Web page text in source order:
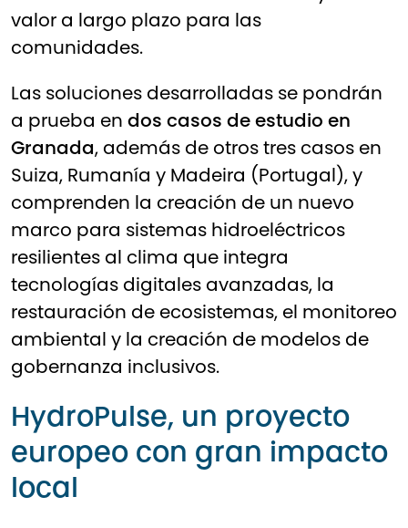
valor a largo plazo para las
comunidades.
Las soluciones desarrolladas se pondrán
a prueba en dos casos de estudio en
Granada, además de otros tres casos en
Suiza, Rumanía y Madeira (Portugal), y
comprenden la creación de un nuevo
marco para sistemas hidroeléctricos
resilientes al clima que integra
tecnologías digitales avanzadas, la
restauración de ecosistemas, el monitoreo
ambiental y la creación de modelos de
gobernanza inclusivos.
HydroPulse, un proyecto
europeo con gran impacto
local